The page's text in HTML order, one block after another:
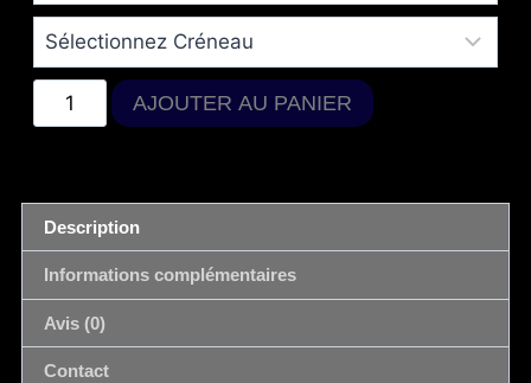
AJOUTER AU PANIER
Description
Informations complémentaires
Avis (0)
Contact